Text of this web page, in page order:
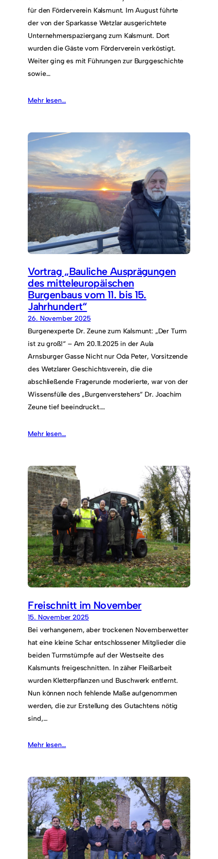
für den Förderverein Kalsmunt. Im August führte
der von der Sparkasse Wetzlar ausgerichtete
Unternehmerspaziergang zum Kalsmunt. Dort
wurden die Gäste vom Förderverein verköstigt.
Weiter ging es mit Führungen zur Burggeschichte
sowie…
Mehr lesen…
Vortrag „Bauliche Ausprägungen
des mitteleuropäischen
Burgenbaus vom 11. bis 15.
Jahrhundert“
26. November 2025
Burgenexperte Dr. Zeune zum Kalsmunt: „Der Turm
ist zu groß!“ – Am 20.11.2025 in der Aula
Arnsburger Gasse Nicht nur Oda Peter, Vorsitzende
des Wetzlarer Geschichtsverein, die die
abschließende Fragerunde moderierte, war von der
Wissensfülle des „Burgenverstehers“ Dr. Joachim
Zeune tief beeindruckt.…
Mehr lesen…
Freischnitt im November
15. November 2025
Bei verhangenem, aber trockenen Novemberwetter
hat eine kleine Schar entschlossener Mitglieder die
beiden Turmstümpfe auf der Westseite des
Kalsmunts freigeschnitten. In zäher Fleißarbeit
wurden Kletterpflanzen und Buschwerk entfernt.
Nun können noch fehlende Maße aufgenommen
werden, die zur Erstellung des Gutachtens nötig
sind,…
Mehr lesen…